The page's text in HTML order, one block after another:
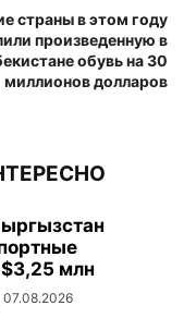
страны в этом году
произведенную в
обувь на 30
миллионов долларов
млн
07.08.2026